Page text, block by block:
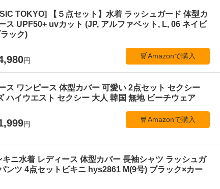
TOKYO] 【５点セット】水着 ラッシュガード 体型カ
ス UPF50+ uvカット (JP, アルファベット, L, 06 ネイビ
ック)
円
Amazonで購入
ス ワンピース 体型カバー 可愛い 2点セット セクシー
ハイウエスト セクシー 大人 韓国 無地 ビーチウェア
円
Amazonで購入
ニ水着 レディース 体型カバー 長袖シャツ ラッシュガ
ンツ 4点セットビキニ hys2861 M(9号) ブラック×カー